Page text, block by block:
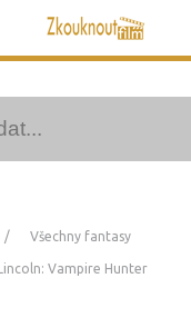
Všechny fantasy
Vampire Hunter